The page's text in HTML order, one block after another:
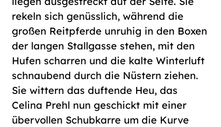
rekeln sich genüsslich, während die
großen Reitpferde unruhig in den Boxen
der langen Stallgasse stehen, mit den
Hufen scharren und die kalte Winterluft
schnaubend durch die Nüstern ziehen.
Sie wittern das duftende Heu, das
Celina Prehl nun geschickt mit einer
übervollen Schubkarre um die Kurve